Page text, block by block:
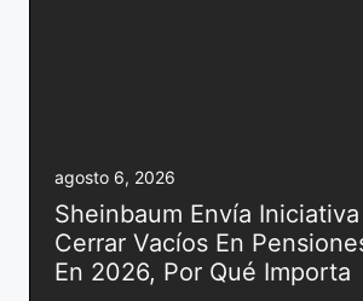
agosto 6, 2026
Sheinbaum Envía Iniciativa
Cerrar Vacíos En
En 2026, Por Qué Importa